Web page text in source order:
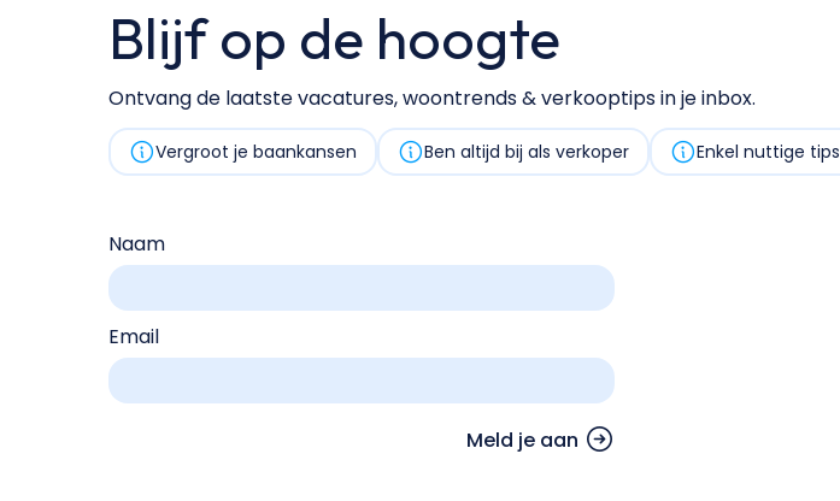
Blijf op de hoogte
Ontvang de laatste vacatures, woontrends & verkooptips in je inbox.
Vergroot je baankansen Ben altijd bij als verkoper Enkel nuttige tips
Naam
Email